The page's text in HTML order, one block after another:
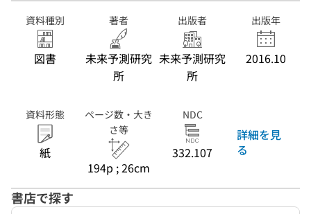
資料種別
図書
著者
未来予測研究
所
出版者
未来予測研究
所
出版年
2016.10
資料形態
紙
ページ数・大き
さ等
194p ; 26cm
NDC
332.107
詳細を見
る
書店で探す